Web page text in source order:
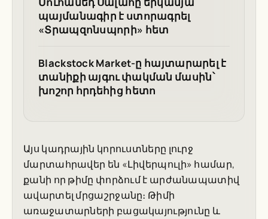
պայմանագիր է ստորագրել
«Տրապզոնսպորի» հետ
Blackstock Market-ը հայտարարել է
տանիքի այգու փակման մասին՝
խոշոր հրդեհից հետո
Այս կադրային կորուստները լուրջ
մարտահրավեր են «Լիվերպուլի» համար,
քանի որ թիմը փորձում է արժանապատիվ
ավարտել մրցաշրջանը։ Թիմի
առաջատարների բացակայությունը և